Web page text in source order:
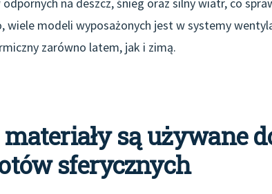
wiele modeli wyposażonych jest w systemy
zarówno latem, jak i zimą.
są używane
sferycznych